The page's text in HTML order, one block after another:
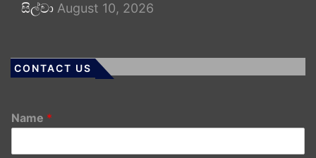
සිල්වා August 10, 2026
CONTACT US
Name *